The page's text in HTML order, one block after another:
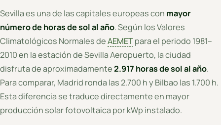
Sevilla es una de las capitales europeas con mayor
número de horas de sol al año. Según los Valores
Climatológicos Normales deAEMETpara el periodo 1981–
2010 en la estación de Sevilla Aeropuerto, la ciudad
disfruta de aproximadamente2.917 horas de sol al año.
Para comparar, Madrid ronda las 2.700 h y Bilbao las 1.700 h.
Esta diferencia se traduce directamente en mayor
producción solar fotovoltaica por kWp instalado.